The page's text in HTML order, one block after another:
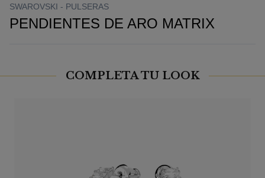
SWAROVSKI - PULSERAS
PENDIENTES DE ARO MATRIX
COMPLETA TU LOOK